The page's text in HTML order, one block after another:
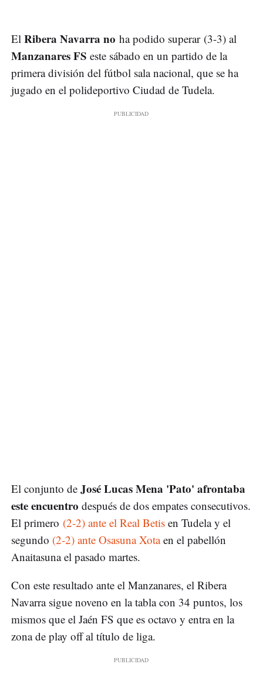
El Ribera Navarra no ha podido superar (3-3) al
Manzanares FS este sábado en un partido de la
primera división del fútbol sala nacional, que se ha
jugado en el polideportivo Ciudad de Tudela.
El conjunto de José Lucas Mena 'Pato' afrontaba
este encuentro después de dos empates consecutivos.
El primero (2-2) ante el Real Betis en Tudela y el
segundo (2-2) ante Osasuna Xotaen el pabellón
Anaitasuna el pasado martes.
Con este resultado ante el Manzanares, el Ribera
Navarra sigue noveno en la tabla con 34 puntos, los
mismos que el Jaén FS que es octavo y entra en la
zona de play off al título de liga.